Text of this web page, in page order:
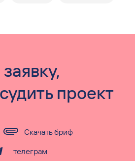
проект
телеграм
Скачать бриф